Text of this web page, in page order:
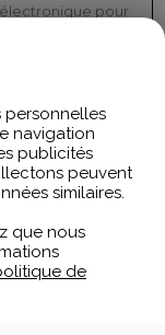
pour
$110.00
personnelles
navigation
publicités
peuvent
similaires.
que nous
de